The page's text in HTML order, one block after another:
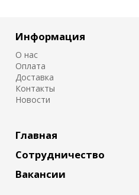
Информация
О нас
Оплата
Доставка
Контакты
Новости
Главная
Сотрудничество
Вакансии